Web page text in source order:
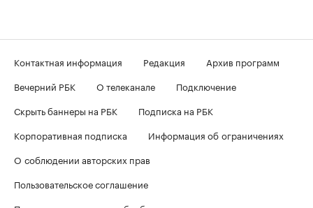
Контактная информация Редакция
Архив программ
Вечерний РБК
О телеканале
Подключение
Скрыть баннеры на РБК
Подписка на РБК
Корпоративная подписка
Информация об ограничениях
О соблюдении авторских прав
Пользовательское соглашение